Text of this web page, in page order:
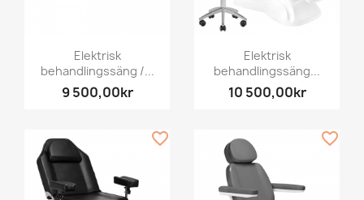
Elektrisk
behandlingssäng /...
9 500,00kr
Elektrisk
behandlingssäng...
10 500,00kr
favorite_border favorite_border